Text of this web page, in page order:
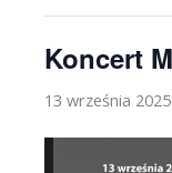
Koncert
13 września